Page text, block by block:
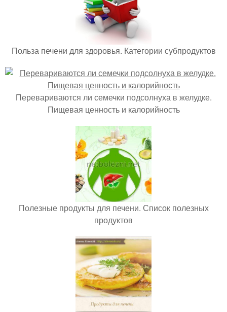
Польза печени для здоровья. Категории субпродуктов
Перевариваются ли семечки подсолнуха в желудке.
Пищевая ценность и калорийность
Полезные продукты для печени. Список полезных
продуктов